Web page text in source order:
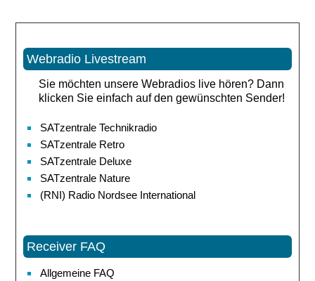
Webradio Livestream
Sie möchten unsere Webradios live hören? Dann
klicken Sie einfach auf den gewünschten Sender!
SATzentrale Technikradio
SATzentrale Retro
SATzentrale Deluxe
SATzentrale Nature
(RNI) Radio Nordsee International
Receiver FAQ
Allgemeine FAQ